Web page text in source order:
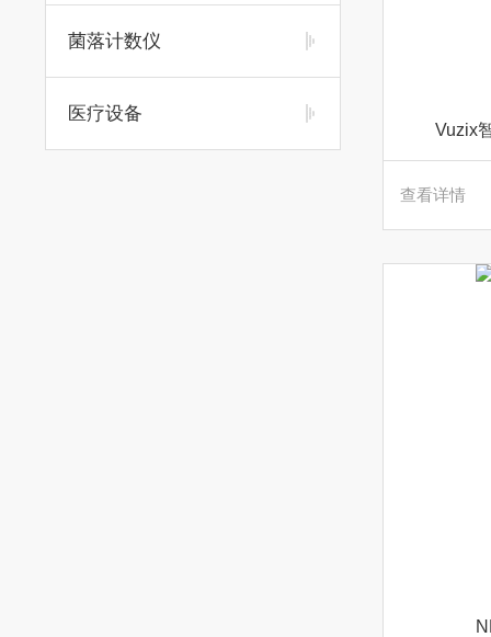
菌落计数仪
医疗设备
Vuzix
查看详情